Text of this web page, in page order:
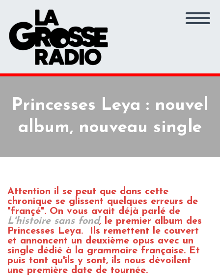
Princesses Leya : nouvel
album, nouveau single
Attention il se peut que dans cette
chronique se glissent quelques erreurs de
"françé". On vous avait déjà parlé de
L'histoire sans fond, le premier album des
Princesses Leya. Ils remettent le couvert
et annoncent un deuxième opus avec un
single dédié à la grammaire française. Et
puis tant qu'ils y sont, ils nous dévoilent
une première date de tournée.